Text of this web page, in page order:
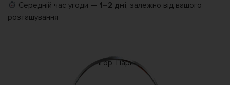
Середній час угоди —1–2 дні, залежно від вашого
розташування